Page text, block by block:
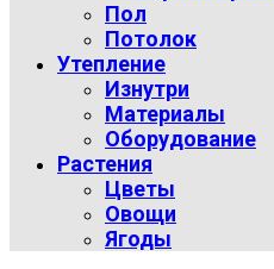
Пол
Потолок
Утепление
Изнутри
Материалы
Оборудование
Растения
Цветы
Овощи
Ягоды